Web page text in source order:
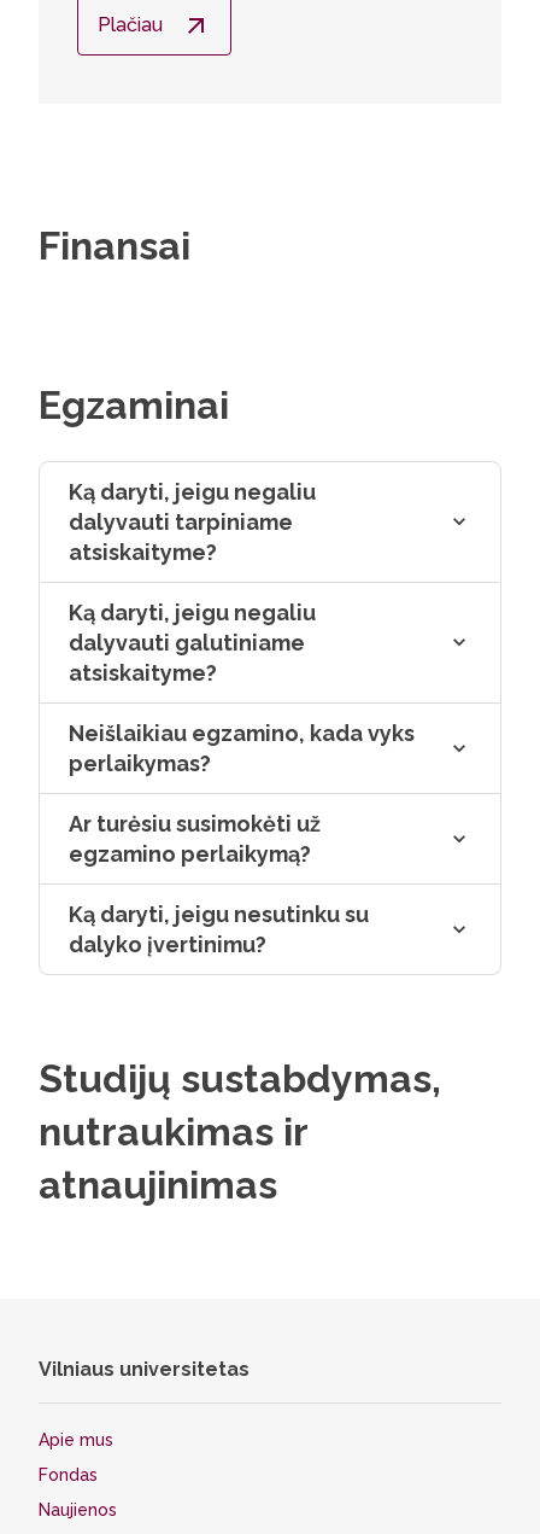
Plačiau
Finansai
Egzaminai
Ką daryti, jeigu negaliu
dalyvauti tarpiniame
atsiskaityme?
Ką daryti, jeigu negaliu
dalyvauti galutiniame
atsiskaityme?
Neišlaikiau egzamino, kada vyks
perlaikymas?
Ar turėsiu susimokėti už
egzamino perlaikymą?
Ką daryti, jeigu nesutinku su
dalyko įvertinimu?
Studijų sustabdymas,
nutraukimas ir
atnaujinimas
Vilniaus universitetas
Apie mus
Fondas
Naujienos